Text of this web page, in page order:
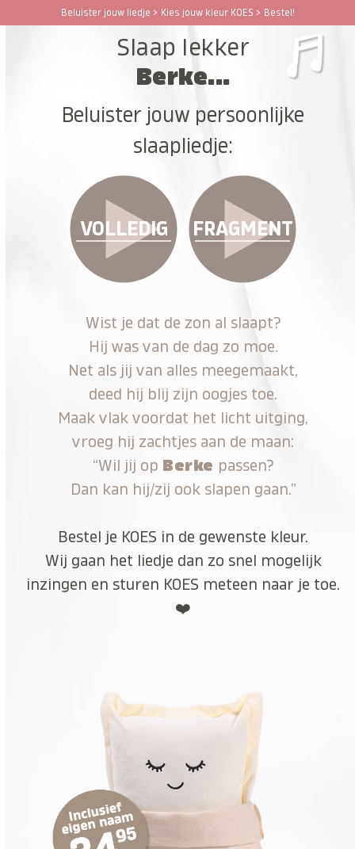
Beluister jouw liedje > Kies jouw kleur KOES > Bestel!
Open
Close
Slaap lekker
Berke...
Beluister jouw persoonlijke
slaapliedje:
VOLLEDIG FRAGMENT
Wist je dat de zon al slaapt?
Hij was van de dag zo moe.
Net als jij van alles meegemaakt,
deed hij blij zijn oogjes toe.
Maak vlak voordat het licht uitging,
vroeg hij zachtjes aan de maan:
“Wil jij op Berke passen?
Dan kan hij/zij ook slapen gaan.”
Bestel je KOES in de gewenste kleur.
Wij gaan het liedje dan zo snel mogelijk
inzingen en sturen KOES meteen naar je toe.
❤️